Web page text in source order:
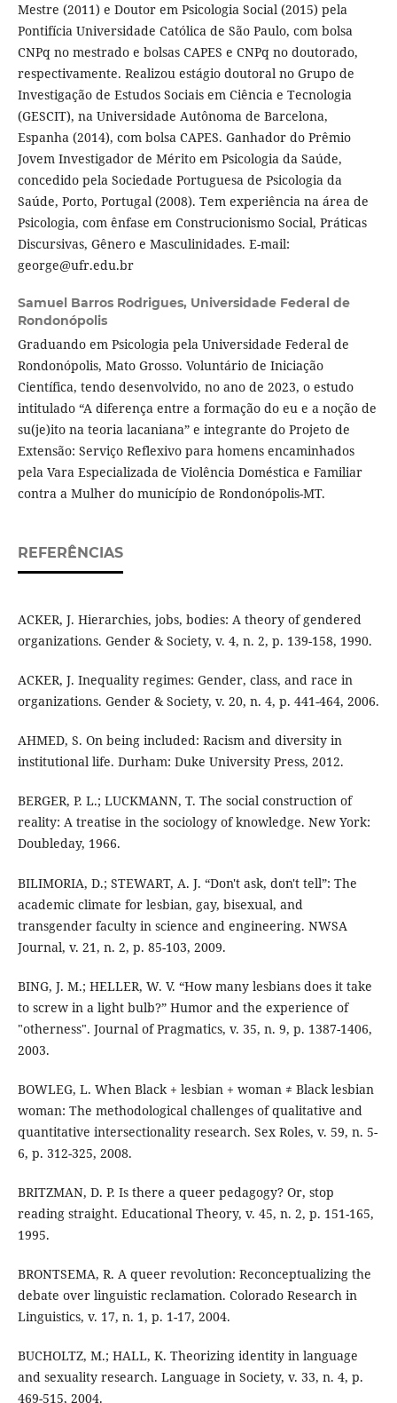
Mestre (2011) e Doutor em Psicologia Social (2015) pela
Pontifícia Universidade Católica de São Paulo, com bolsa
CNPq no mestrado e bolsas CAPES e CNPq no doutorado,
respectivamente. Realizou estágio doutoral no Grupo de
Investigação de Estudos Sociais em Ciência e Tecnologia
(GESCIT), na Universidade Autônoma de Barcelona,
Espanha (2014), com bolsa CAPES. Ganhador do Prêmio
Jovem Investigador de Mérito em Psicologia da Saúde,
concedido pela Sociedade Portuguesa de Psicologia da
Saúde, Porto, Portugal (2008). Tem experiência na área de
Psicologia, com ênfase em Construcionismo Social, Práticas
Discursivas, Gênero e Masculinidades. E-mail:
george@ufr.edu.br
Samuel Barros Rodrigues, Universidade Federal de
Rondonópolis
Graduando em Psicologia pela Universidade Federal de
Rondonópolis, Mato Grosso. Voluntário de Iniciação
Científica, tendo desenvolvido, no ano de 2023, o estudo
intitulado “A diferença entre a formação do eu e a noção de
su(je)ito na teoria lacaniana” e integrante do Projeto de
Extensão: Serviço Reflexivo para homens encaminhados
pela Vara Especializada de Violência Doméstica e Familiar
contra a Mulher do município de Rondonópolis-MT.
REFERÊNCIAS
ACKER, J. Hierarchies, jobs, bodies: A theory of gendered
organizations. Gender & Society, v. 4, n. 2, p. 139-158, 1990.
ACKER, J. Inequality regimes: Gender, class, and race in
organizations. Gender & Society, v. 20, n. 4, p. 441-464, 2006.
AHMED, S. On being included: Racism and diversity in
institutional life. Durham: Duke University Press, 2012.
BERGER, P. L.; LUCKMANN, T. The social construction of
reality: A treatise in the sociology of knowledge. New York:
Doubleday, 1966.
BILIMORIA, D.; STEWART, A. J. “Don't ask, don't tell”: The
academic climate for lesbian, gay, bisexual, and
transgender faculty in science and engineering. NWSA
Journal, v. 21, n. 2, p. 85-103, 2009.
BING, J. M.; HELLER, W. V. “How many lesbians does it take
to screw in a light bulb?” Humor and the experience of
"otherness". Journal of Pragmatics, v. 35, n. 9, p. 1387-1406,
2003.
BOWLEG, L. When Black + lesbian + woman ≠ Black lesbian
woman: The methodological challenges of qualitative and
quantitative intersectionality research. Sex Roles, v. 59, n. 5-
6, p. 312-325, 2008.
BRITZMAN, D. P. Is there a queer pedagogy? Or, stop
reading straight. Educational Theory, v. 45, n. 2, p. 151-165,
1995.
BRONTSEMA, R. A queer revolution: Reconceptualizing the
debate over linguistic reclamation. Colorado Research in
Linguistics, v. 17, n. 1, p. 1-17, 2004.
BUCHOLTZ, M.; HALL, K. Theorizing identity in language
and sexuality research. Language in Society, v. 33, n. 4, p.
469-515, 2004.